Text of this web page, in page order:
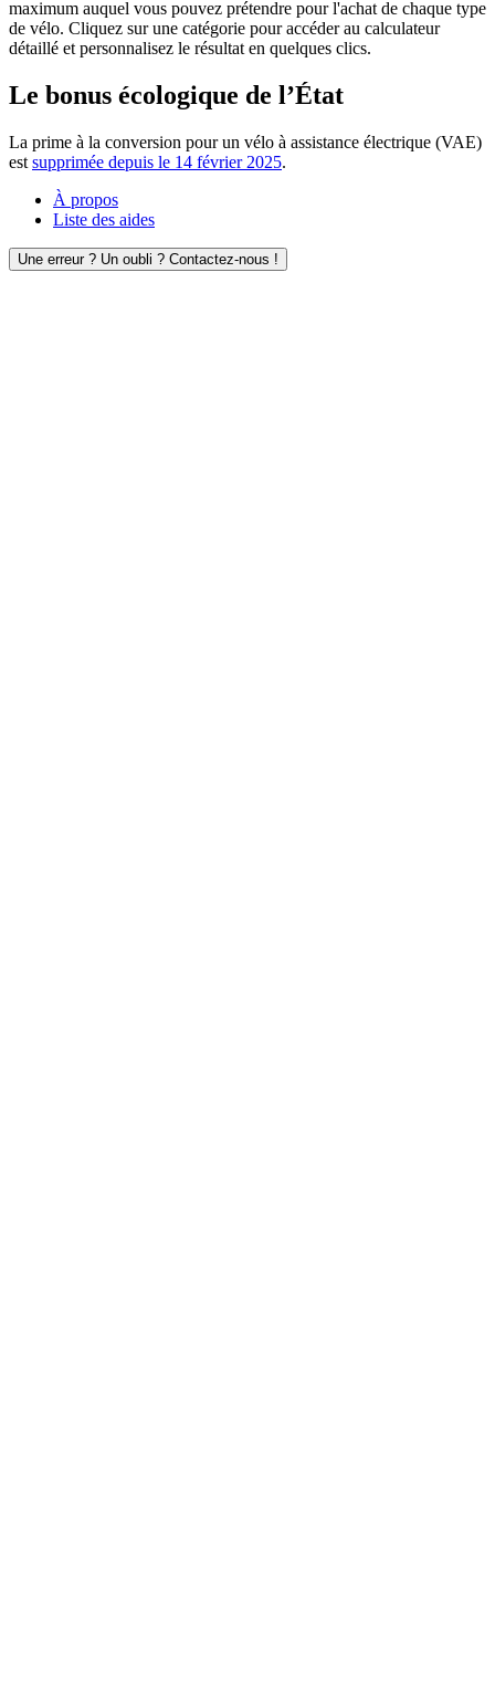
maximum auquel vous pouvez prétendre pour l'achat de chaque type
de vélo. Cliquez sur une catégorie pour accéder au calculateur
détaillé et personnalisez le résultat en quelques clics.
Le bonus écologique de l’État
La prime à la conversion pour un vélo à assistance électrique (VAE)
est supprimée depuis le 14 février 2025.
À propos
Liste des aides
Une erreur ? Un oubli ? Contactez-nous !